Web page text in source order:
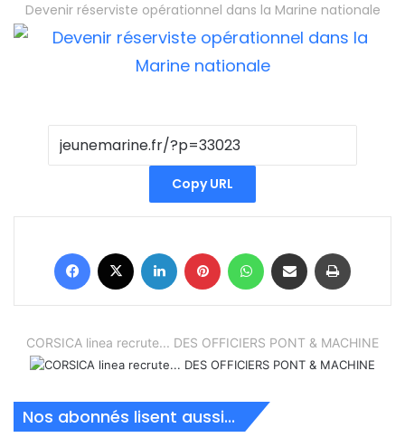
Devenir réserviste opérationnel dans la Marine nationale
Copy URL
Facebook Linkedin Pinterest WhatsAppPartager par email
CORSICA linea recrute... DES OFFICIERS PONT & MACHINE
Nos abonnés lisent aussi...